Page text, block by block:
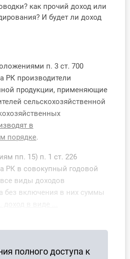
как прочий доход или
И будет ли доход
п. 3 ст. 700
РК производители
продукции, применяющие
сельскохозяйственной
в
порядке.
пп. 15) п. 1 ст. 226
РК в совокупный годовой
виды доходов
без включения в них суммы
полного доступа к